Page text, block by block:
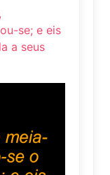
se; e eis
a seus